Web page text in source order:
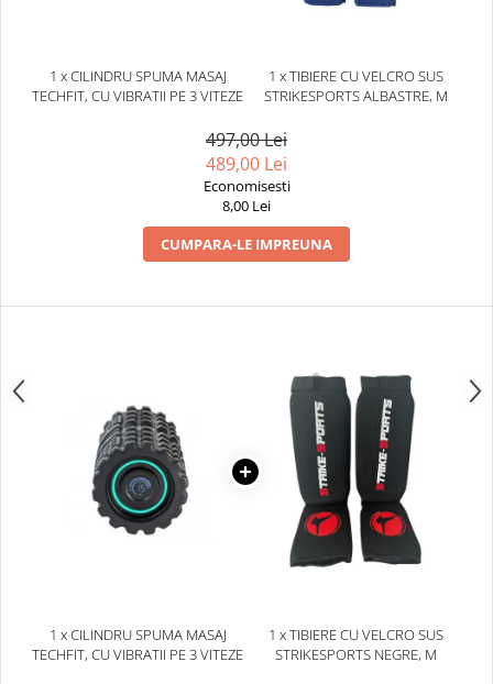
Suprafete de lupta/Dotari sala
Proteine & Aminoacizi
Suplimente pt Masa Musculara
Vitamine/Minerale
Medicina Sportiva/Recuperare
1 x CILINDRU SPUMA MASAJ
TECHFIT, CU VIBRATII PE 3 VITEZE
1 x TIBIERE CU VELCRO SUS
STRIKESPORTS ALBASTRE, M
497,00 Lei
489,00 Lei
Economisesti
8,00 Lei
CUMPARA-LE IMPREUNA
1 x CILINDRU SPUMA MASAJ
TECHFIT, CU VIBRATII PE 3 VITEZE
1 x TIBIERE CU VELCRO SUS
STRIKESPORTS NEGRE, M